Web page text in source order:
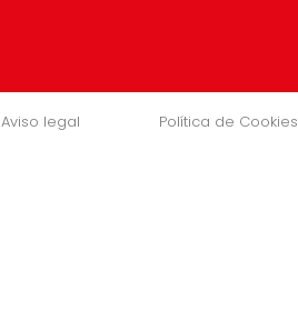
Aviso legal Política de Cookies